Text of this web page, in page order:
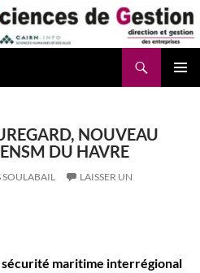
NOUVEAU
DU HAVRE
SOULABAIL
LAISSER UN
maritime interrégional